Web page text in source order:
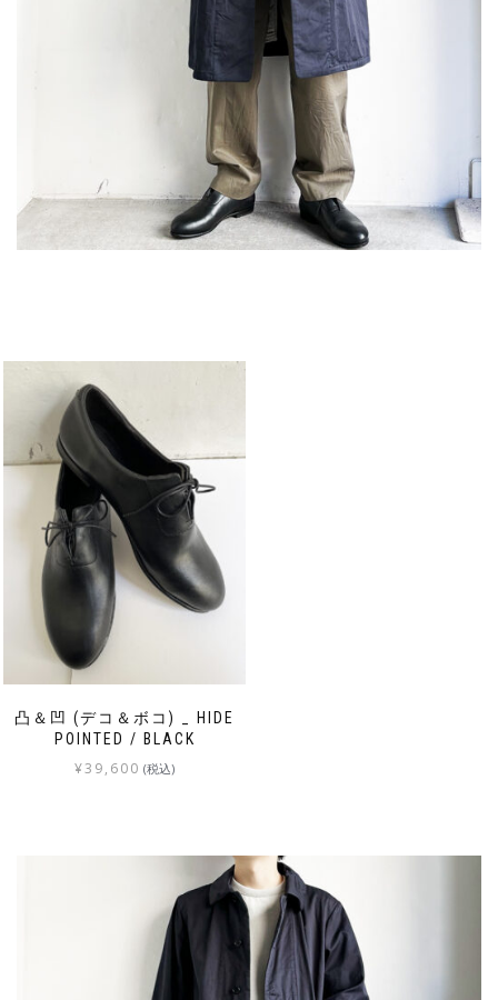
凸＆凹 (デコ＆ボコ) _ HIDE
POINTED / BLACK
¥39,600 (税込)